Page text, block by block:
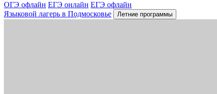
ОГЭ офлайн ЕГЭ онлайн ЕГЭ офлайн
Языковой лагерь в Подмосковье
Летние программы